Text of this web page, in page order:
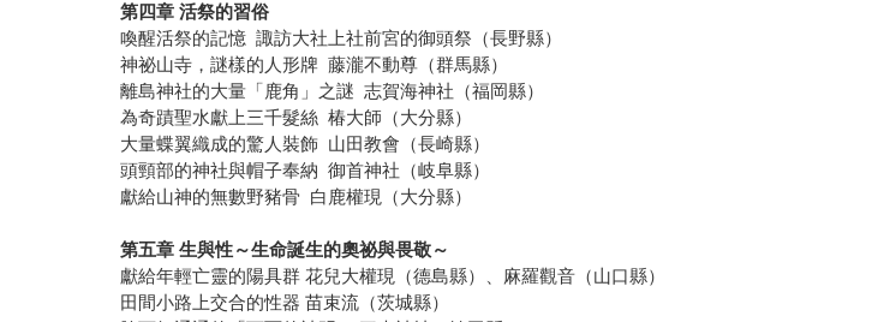
第四章 活祭的習俗
喚醒活祭的記憶 諏訪大社上社前宮的御頭祭（長野縣）
神祕山寺，謎樣的人形牌 藤瀧不動尊（群馬縣）
離島神社的大量「鹿角」之謎 志賀海神社（福岡縣）
為奇蹟聖水獻上三千髮絲 椿大師（大分縣）
大量蝶翼織成的驚人裝飾 山田教會（長崎縣）
頭頸部的神社與帽子奉納 御首神社（岐阜縣）
獻給山神的無數野豬骨 白鹿權現（大分縣）
第五章 生與性～生命誕生的奧祕與畏敬～
獻給年輕亡靈的陽具群 花兒大權現（德島縣）、麻羅觀音（山口縣）
田間小路上交合的性器 苗束流（茨城縣）